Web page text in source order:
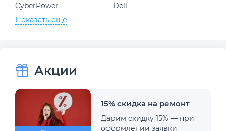
CyberPower
Dell
Показать еще
Акции
15% скидка на ремонт
Дарим скидку 15% — при
оформлении заявки